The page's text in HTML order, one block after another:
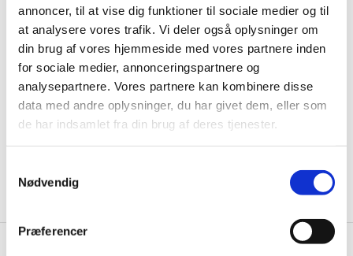
annoncer, til at vise dig funktioner til sociale medier og til
at analysere vores trafik. Vi deler også oplysninger om
din brug af vores hjemmeside med vores partnere inden
for sociale medier, annonceringspartnere og
analysepartnere. Vores partnere kan kombinere disse
data med andre oplysninger, du har givet dem, eller som
de har indsamlet fra din brug af deres tjenester.
Nødvendig
Præferencer
Husk at tilmelde dig vores nyhedsbrev og vær først
til de bedste tilbud. Og bare rolig, vi spammer dig
ikke, men sender kun relevante tilbud og
informationer til dig.